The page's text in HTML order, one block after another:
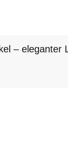
– eleganter